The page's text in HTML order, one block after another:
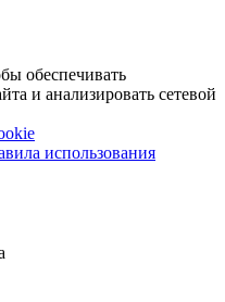
обеспечивать
и анализировать сетевой
использования